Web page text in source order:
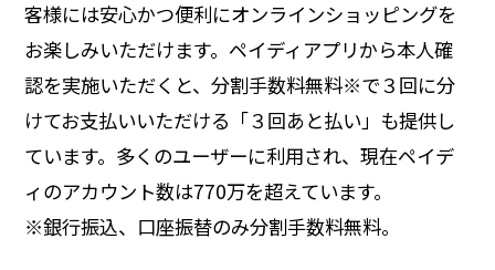
客様には安心かつ便利にオンラインショッピングを
お楽しみいただけます。ペイディアプリから本人確
認を実施いただくと、分割手数料無料※で３回に分
けてお支払いいただける「３回あと払い」も提供し
ています。多くのユーザーに利用され、現在ペイデ
ィのアカウント数は770万を超えています。
※銀行振込、口座振替のみ分割手数料無料。